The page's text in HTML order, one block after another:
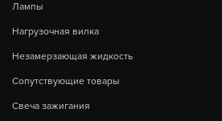
Лампы
Нагрузочная вилка
Незамерзающая жидкость
Сопутствующие товары
Свеча зажигания